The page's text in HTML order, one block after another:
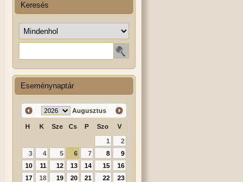
Keresés
Keresés helye
Eseménynaptár
Augusztus
H K Sze Cs P Szo V
1
2
3
4 5 6 7 8
9
10
11 12 13 14 15
16
17
18 19 20 21 22
23